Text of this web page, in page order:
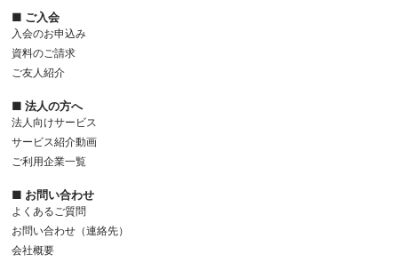
■ ご入会
入会のお申込み
資料のご請求
ご友人紹介
■ 法人の方へ
法人向けサービス
サービス紹介動画
ご利用企業一覧
■ お問い合わせ
よくあるご質問
お問い合わせ（連絡先）
会社概要